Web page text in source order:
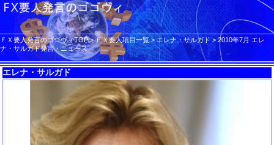
ＦＸ要人発言のゴゴヴィTOP>ＦＸ要人項目一覧>エレナ・サルガド>2010年7月 エレ
ナ・サルガド発言・ニュース
エレナ・サルガド